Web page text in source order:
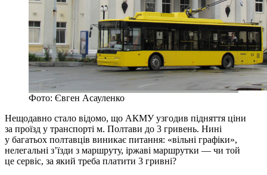
Фото: Євген Асауленко
Нещодавно стало відомо, що АКМУ узгодив підняття ціни
за проїзд у транспорті м. Полтави до 3 гривень. Нині
у багатьох полтавців виникає питання: «вільні графіки»,
нелегальні з’їзди з маршруту, іржаві маршрутки — чи той
це сервіс, за який треба платити 3 гривні?